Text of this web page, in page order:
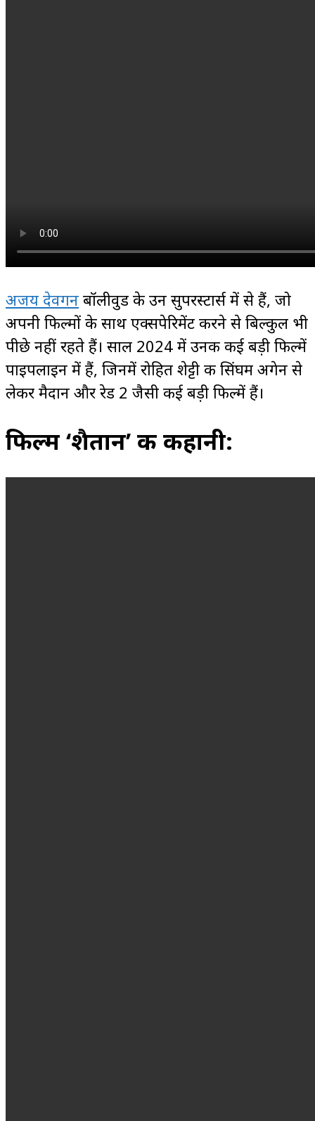
अजय देवगन बॉलीवुड के उन सुपरस्टार्स में से हैं, जो
अपनी फिल्मों के साथ एक्सपेरिमेंट करने से बिल्कुल भी
पीछे नहीं रहते हैं। साल 2024 में उनकी कई बड़ी फिल्में
पाइपलाइन में हैं, जिनमें रोहित शेट्टी की सिंघम अगेन से
लेकर मैदान और रेड 2 जैसी कई बड़ी फिल्में हैं।
फिल्म ‘शैतान’ की कहानी: